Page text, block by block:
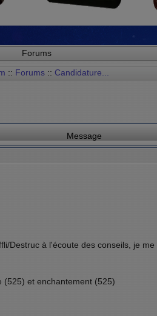
Forums
:: Forums ::Candidature...
Message
Destruc à l'écoute des conseils, je
(525) et enchantement (525)